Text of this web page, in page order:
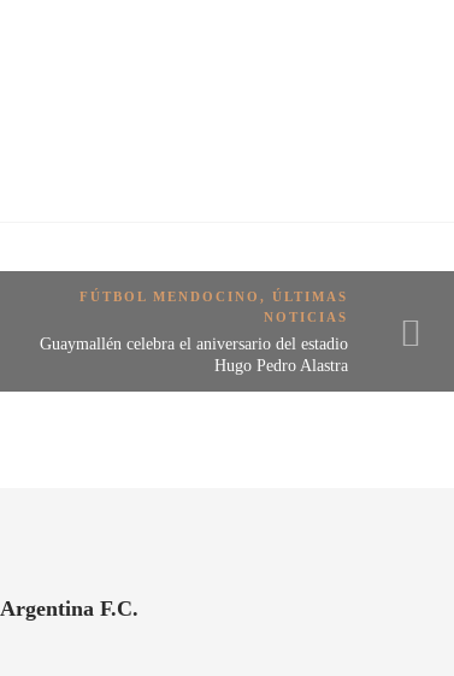
FÚTBOL MENDOCINO,ÚLTIMAS
NOTICIAS
Guaymallén celebra el aniversario del estadio
Hugo Pedro Alastra
Argentina F.C.